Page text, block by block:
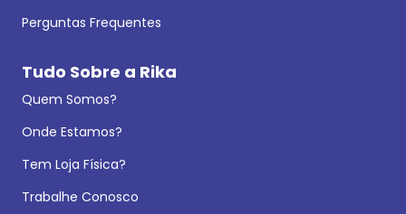
Perguntas Frequentes
Tudo Sobre a Rika
Quem Somos?
Onde Estamos?
Tem Loja Física?
Trabalhe Conosco